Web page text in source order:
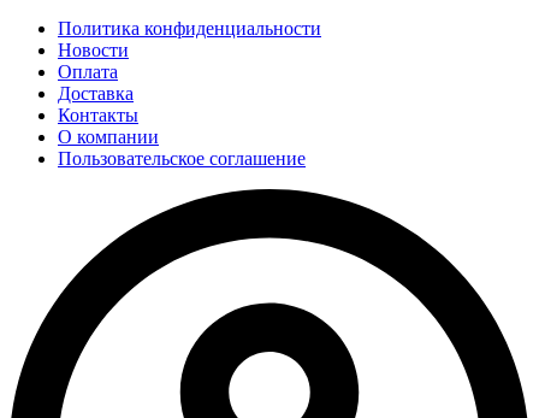
Политика конфиденциальности
Новости
Оплата
Доставка
Контакты
О компании
Пользовательское соглашение